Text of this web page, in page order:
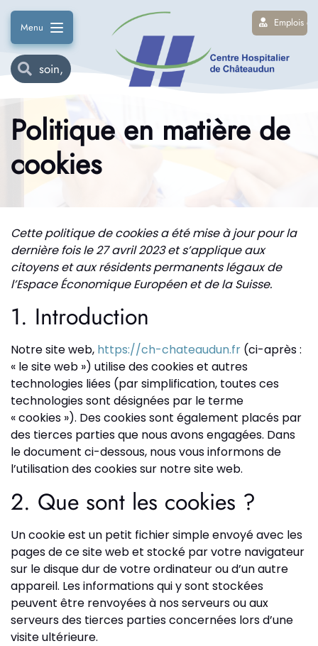
Menu Emplois et
Politique en matière de
cookies
Cette politique de cookies a été mise à jour pour la
dernière fois le 27 avril 2023 et s’applique aux
citoyens et aux résidents permanents légaux de
l’Espace Économique Européen et de la Suisse.
1. Introduction
Notre site web, https://ch-chateaudun.fr (ci-après :
« le site web ») utilise des cookies et autres
technologies liées (par simplification, toutes ces
technologies sont désignées par le terme
« cookies »). Des cookies sont également placés par
des tierces parties que nous avons engagées. Dans
le document ci-dessous, nous vous informons de
l’utilisation des cookies sur notre site web.
2. Que sont les cookies ?
Un cookie est un petit fichier simple envoyé avec les
pages de ce site web et stocké par votre navigateur
sur le disque dur de votre ordinateur ou d’un autre
appareil. Les informations qui y sont stockées
peuvent être renvoyées à nos serveurs ou aux
serveurs des tierces parties concernées lors d’une
visite ultérieure.